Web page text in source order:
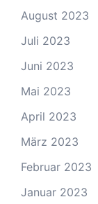
August 2023
Juli 2023
Juni 2023
Mai 2023
April 2023
März 2023
Februar 2023
Januar 2023